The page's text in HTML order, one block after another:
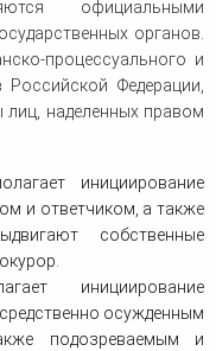
Миграционное право
Неимущественные права
Оспаривание сделок
Споры по строительному
Страховые споры
Таможенный адвокат
Уголовные споры
Урегулирование споров в
человека (Страсбург)
Конституционный Суд РФ
официальными
органов.
процессуального и
Российской Федерации,
наделенных правом
инициирование
и ответчиком, а также
собственные
инициирование
осужденным
подозреваемым и